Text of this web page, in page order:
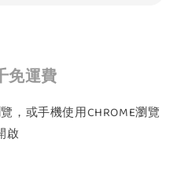
免運費
，或手機使用CHROME瀏覽
啟